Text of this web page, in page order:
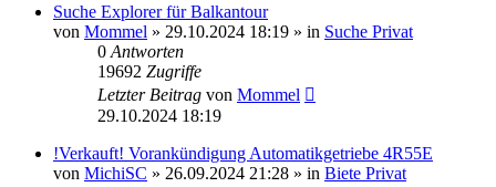
Suche Explorer für Balkantour
von Mommel » 29.10.2024 18:19 » in Suche Privat
0 Antworten
19692 Zugriffe
Letzter Beitrag von Mommel
29.10.2024 18:19
!Verkauft! Vorankündigung Automatikgetriebe 4R55E
von MichiSC » 26.09.2024 21:28 » in Biete Privat